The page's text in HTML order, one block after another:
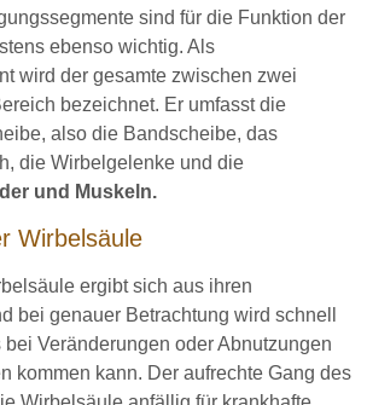
sind für die Funktion der
ebenso wichtig. Als
wird der gesamte zwischen zwei
bezeichnet. Er umfasst die
also die Bandscheibe, das
die Wirbelgelenke und die
und Muskeln.
Wirbelsäule
ergibt sich aus ihren
bei genauer Betrachtung wird schnell
Veränderungen oder Abnutzungen
kommen kann. Der aufrechte Gang des